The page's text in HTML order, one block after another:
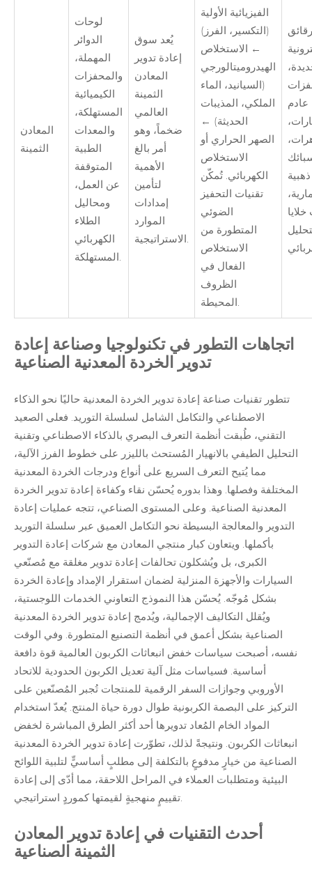
المعادن
الثمينة
لوحات
الدوائر
المهملة،
والمحفزات
الكيميائية
المستهلكة،
والمعدات
الطبية
المتوقفة
عن العمل،
ومحاليل
الطلاء
الكهربائي
المستهلكة.
يُعد سوق
إعادة تدوير
المعادن
الثمينة
العالمي
ضخماً، وهو
أمر بالغ
الأهمية
لتأمين
إمدادات
الموارد
الاستراتيجية.
الفيزيائية الأولية
(التكسير، الفرز)
← الاستخلاص
الهيدروميتالورجي
(السيانيد، الماء
الملكي، المذيبات
الحديثة) ←
الصهر الحراري أو
الاستخلاص
الكهربائي. تُمكّن
تقنيات التحفيز
الضوئي
المتطورة من
الاستخلاص
الفعال في
الظروف
المحيطة.
رقائق
عادم
ذهبية
اتجاهات التطور في تكنولوجيا وصناعة إعادة
تدوير الخردة المعدنية الصناعية
تتطور تقنيات صناعة إعادة تدوير الخردة المعدنية حاليًا نحو الذكاء
الاصطناعي والتكامل الشامل لسلسلة التوريد. فعلى الصعيد
التقني، طُبقت أنظمة التعرف البصري بالذكاء الاصطناعي وتقنية
التحليل الطيفي بالانهيار المُستحث بالليزر على خطوط الفرز الآلية،
مما يُتيح التعرف السريع على أنواع ودرجات الخردة المعدنية
المختلفة وفصلها. وهذا بدوره يُحسّن نقاء وكفاءة إعادة تدوير الخردة
المعدنية الصناعية. وعلى المستوى الصناعي، تتجه عمليات إعادة
التدوير والمعالجة البسيطة نحو التكامل العميق عبر سلسلة التوريد
بأكملها. ويتعاون كبار منتجي المعادن مع شركات إعادة التدوير
الكبرى، بل ويُشكلون تحالفات إعادة تدوير مغلقة مع مُصنّعي
السيارات والأجهزة المنزلية لضمان استقرار الإمداد وإعادة الخردة
بشكل مُوجّه. يُحسّن هذا النموذج التعاوني الخدمات اللوجستية،
ويُقلل التكاليف الإجمالية، ويُدمج إعادة تدوير الخردة المعدنية
الصناعية بشكل أعمق في أنظمة التصنيع المتطورة. وفي الوقت
نفسه، أصبحت سياسات خفض انبعاثات الكربون العالمية قوة دافعة
أساسية. فسياسات مثل آلية تعديل الكربون الحدودية للاتحاد
الأوروبي وجوازات السفر الرقمية للمنتجات تُجبر المُصنّعين على
التركيز على البصمة الكربونية طوال دورة حياة المنتج. يُعدّ استخدام
المواد الخام المُعاد تدويرها أحد أكثر الطرق المباشرة لخفض
انبعاثات الكربون. ونتيجةً لذلك، تطوّرت إعادة تدوير الخردة المعدنية
الصناعية من خيارٍ مدفوعٍ بالتكلفة إلى مطلبٍ أساسيٍّ لتلبية اللوائح
البيئية ومتطلبات العملاء في المراحل اللاحقة، مما أدّى إلى إعادة
تقييمٍ منهجيةٍ لقيمتها كموردٍ استراتيجي.
أحدث التقنيات في إعادة تدوير المعادن
الثمينة الصناعية